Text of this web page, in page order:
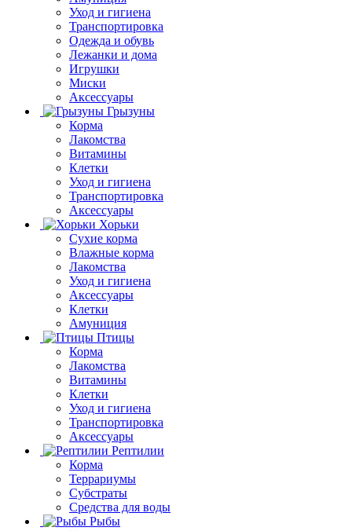
Уход и гигиена
Транспортировка
Одежда и обувь
Лежанки и дома
Игрушки
Миски
Аксессуары
Грызуны
Корма
Лакомства
Витамины
Клетки
Уход и гигиена
Транспортировка
Аксессуары
Хорьки
Сухие корма
Влажные корма
Лакомства
Уход и гигиена
Аксессуары
Клетки
Амуниция
Птицы
Корма
Лакомства
Витамины
Клетки
Уход и гигиена
Транспортировка
Аксессуары
Рептилии
Корма
Террариумы
Субстраты
Средства для воды
Рыбы